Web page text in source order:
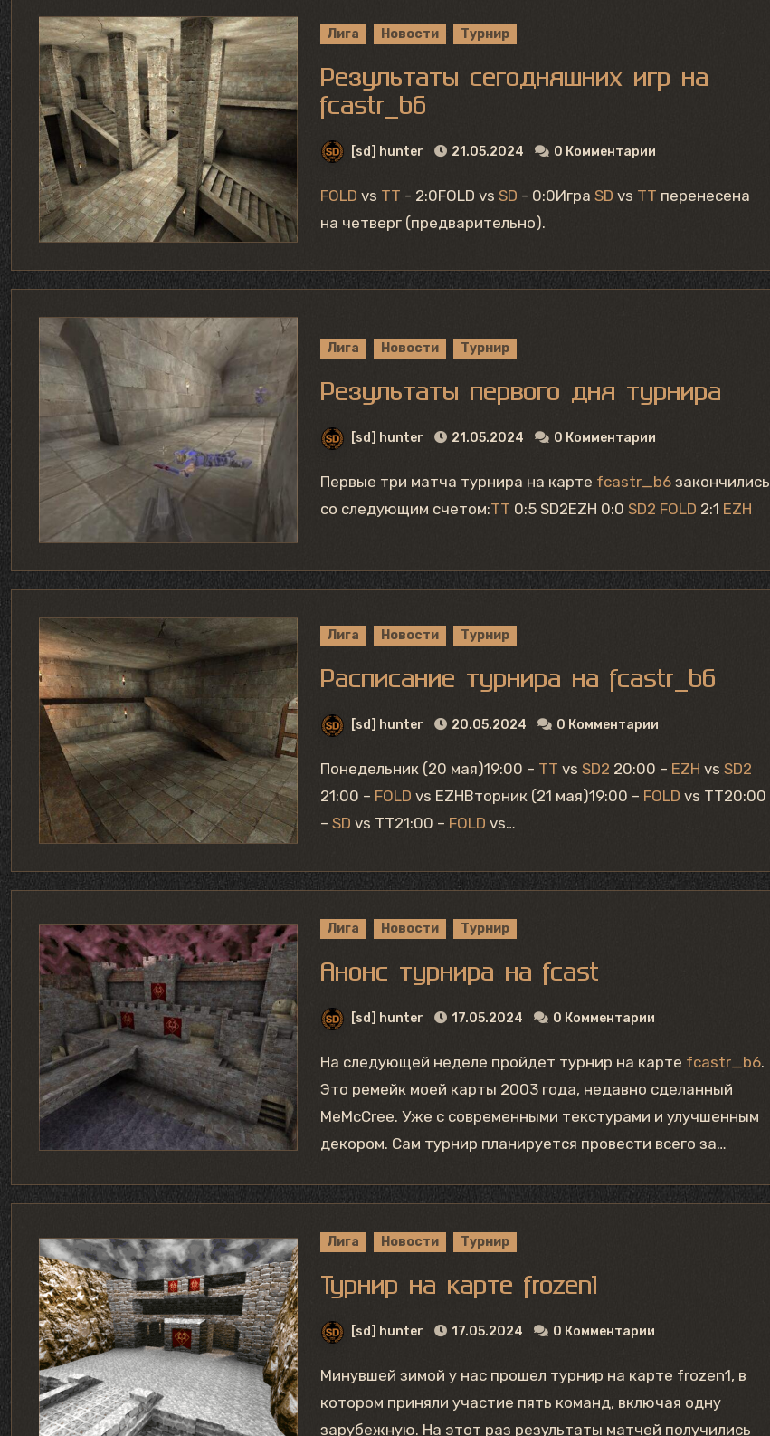
Лига Новости Турнир
Результаты сегодняшних игр на
fcastr_b6
[sd] hunter 21.05.2024 0 Комментарии
FOLD vs TT - 2:0FOLD vsSD - 0:0ИграSD vs TT перенесена
на четверг (предварительно).
Лига Новости Турнир
Результаты первого дня турнира
[sd] hunter 21.05.2024 0 Комментарии
Первые три матча турнира на карте fcastr_b6 закончились
со следующим счетом:TT 0:5 SD2EZH 0:0SD2 FOLD 2:1 EZH
Лига Новости Турнир
Расписание турнира на fcastr_b6
[sd] hunter 20.05.2024 0 Комментарии
Понедельник (20 мая)19:00 – TT vsSD2 20:00 – EZH vsSD2
21:00 – FOLD vs EZHВторник (21 мая)19:00 – FOLD vs TT20:00
–SD vs TT21:00 – FOLD vs…
Лига Новости Турнир
Анонс турнира на fcast
[sd] hunter 17.05.2024 0 Комментарии
На следующей неделе пройдет турнир на карте fcastr_b6.
Это ремейк моей карты 2003 года, недавно сделанный
MeMcCree. Уже с современными текстурами и улучшенным
декором. Сам турнир планируется провести всего за…
Лига Новости Турнир
Турнир на карте frozen1
[sd] hunter 17.05.2024 0 Комментарии
Минувшей зимой у нас прошел турнир на карте frozen1, в
котором приняли участие пять команд, включая одну
зарубежную. На этот раз результаты матчей получились